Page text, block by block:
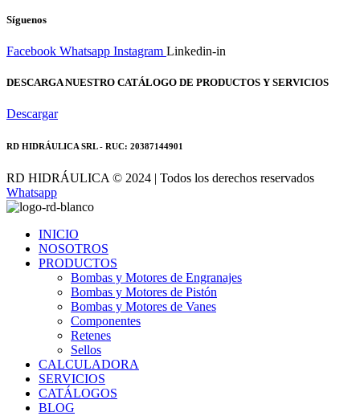
Síguenos
Facebook Whatsapp Instagram Linkedin-in
DESCARGA NUESTRO CATÁLOGO DE PRODUCTOS Y SERVICIOS
Descargar
RD HIDRÁULICA SRL - RUC: 20387144901
RD HIDRÁULICA © 2024 | Todos los derechos reservados
Whatsapp
INICIO
NOSOTROS
PRODUCTOS
Bombas y Motores de Engranajes
Bombas y Motores de Pistón
Bombas y Motores de Vanes
Componentes
Retenes
Sellos
CALCULADORA
SERVICIOS
CATÁLOGOS
BLOG